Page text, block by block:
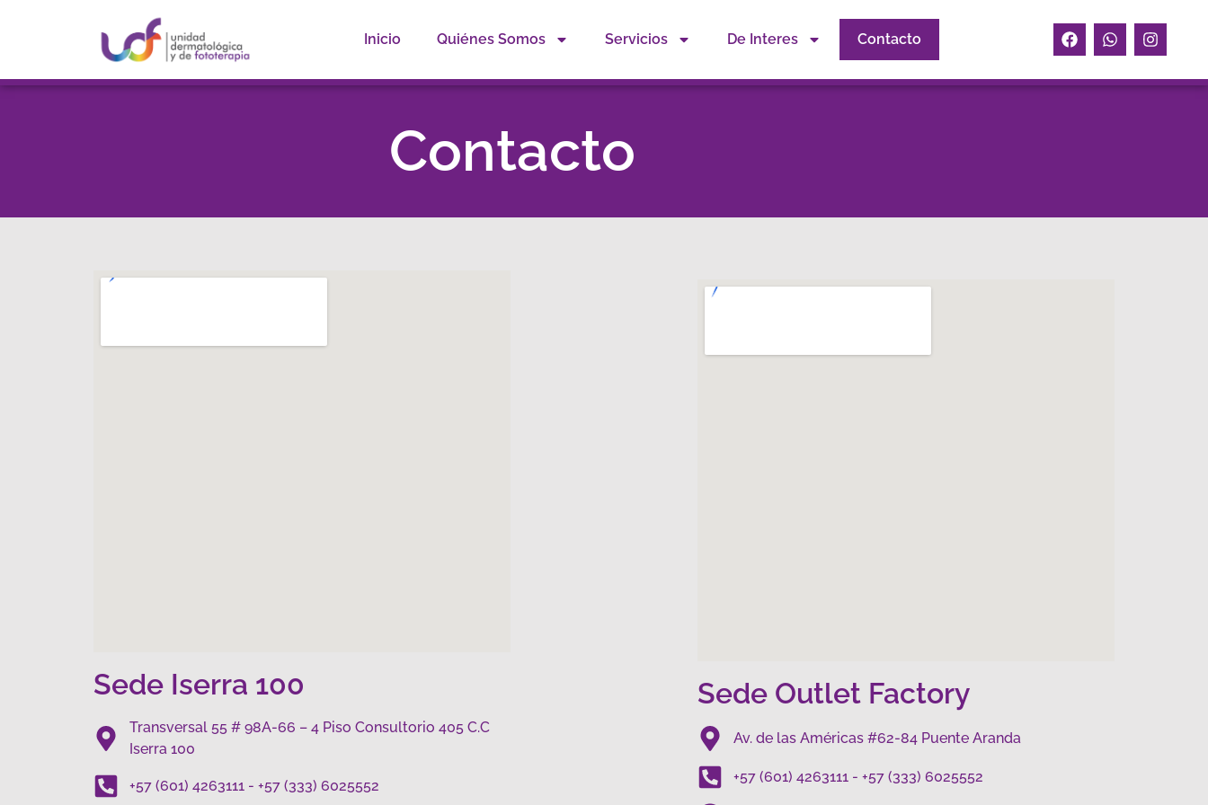
Inicio Quiénes Somos Servicios De Interes Contacto
Contacto
Sede Iserra 100
Transversal 55 # 98A-66 – 4 Piso Consultorio 405 C.C
Iserra 100
+57 (601) 4263111 - +57 (333) 6025552
Sede Outlet Factory
Av. de las Américas #62-84 Puente Aranda
+57 (601) 4263111 - +57 (333) 6025552